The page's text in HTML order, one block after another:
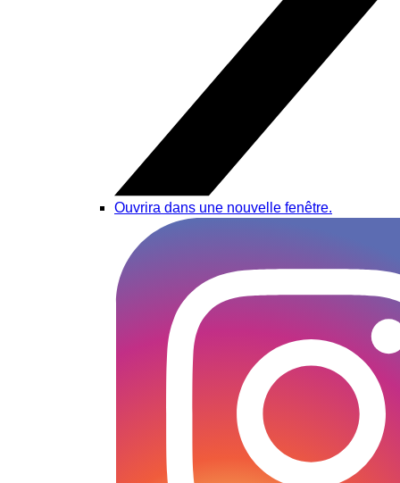
Ouvrira dans une nouvelle fenêtre.